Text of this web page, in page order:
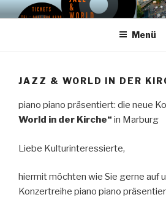
Zum
InhaltPIANO PIANO
COMING SOON –
Künstlerische Leitung – uwe hager –
Menü
JAZZ & WORLD IN DER
piano piano präsentiert: die neue
World in der Kirche“ in Marburg
Liebe Kulturinteressierte,
hiermit möchten wie Sie gerne auf
Konzertreihe piano piano